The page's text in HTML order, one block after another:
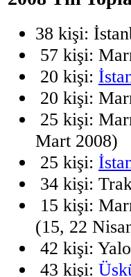
38 kişi:
57 kişi:
20 kişi:
20 kişi:
25 kişi:
Mart 2008)
25 kişi:
34 kişi:
15 kişi:
(15, 22
42 kişi:
43 kişi: